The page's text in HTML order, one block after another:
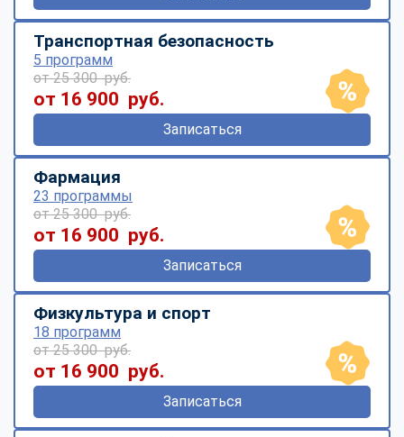
Транспортная безопасность
5 программ
от 25 300 руб.
от 16 900 руб.
Записаться
Фармация
23 программы
от 25 300 руб.
от 16 900 руб.
Записаться
Физкультура и спорт
18 программ
от 25 300 руб.
от 16 900 руб.
Записаться